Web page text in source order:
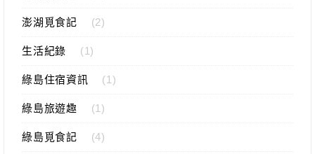
澎湖覓食記 (2)
生活紀錄 (1)
綠島住宿資訊 (1)
綠島旅遊趣 (1)
綠島覓食記 (4)